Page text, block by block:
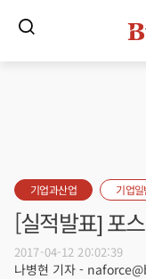
기업과산업 기업
[실적발표] 포
2017-04-12 20:02:39
나병현 기자 -